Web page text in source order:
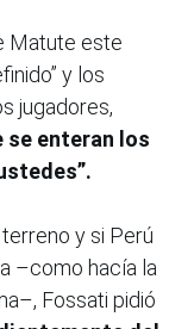
Matute este
y los
jugadores,
se enteran los
y si Perú
–como hacía la
Fossati pidió